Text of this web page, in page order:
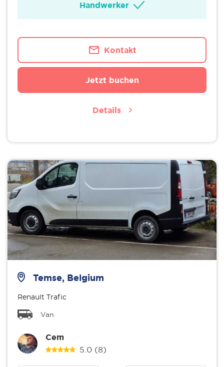
Handwerker
Kontakt
Jetzt buchen
Details
Temse, Belgium
Renault Trafic
Van
Cem
5.0 (8)